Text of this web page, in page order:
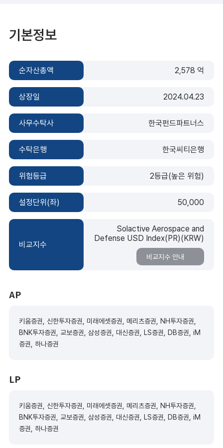
기본정보
순자산총액 2,578 억
상장일 2024.04.23
사무수탁사 한국펀드파트너스
수탁은행 한국씨티은행
위험등급 2등급(높은 위험)
설정단위(좌) 50,000
비교지수
Solactive Aerospace and
Defense USD Index(PR)(KRW)
비교지수 안내
AP
키움증권, 신한투자증권, 미래에셋증권, 메리츠증권, NH투자증권,
BNK투자증권, 교보증권, 삼성증권, 대신증권, LS증권, DB증권, iM
증권, 하나증권
LP
키움증권, 신한투자증권, 미래에셋증권, 메리츠증권, NH투자증권,
BNK투자증권, 교보증권, 삼성증권, 대신증권, LS증권, DB증권, iM
증권, 하나증권